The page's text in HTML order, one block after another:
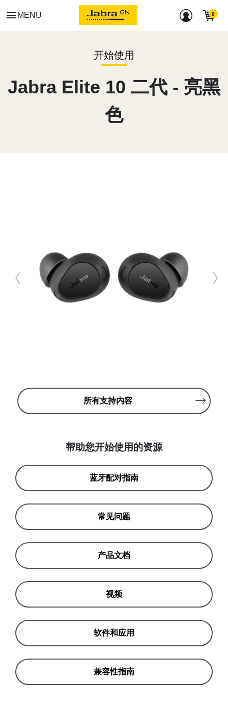
menu MENU
开始使用
Jabra Elite 10 二代 - 亮黑
色
所有支持内容
帮助您开始使用的资源
蓝牙配对指南
常见问题
产品文档
视频
软件和应用
兼容性指南